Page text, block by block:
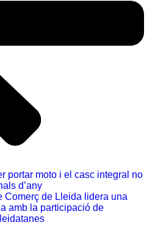
portar moto i el casc integral no
d’any
Comerç de Lleida lidera una
amb la participació de